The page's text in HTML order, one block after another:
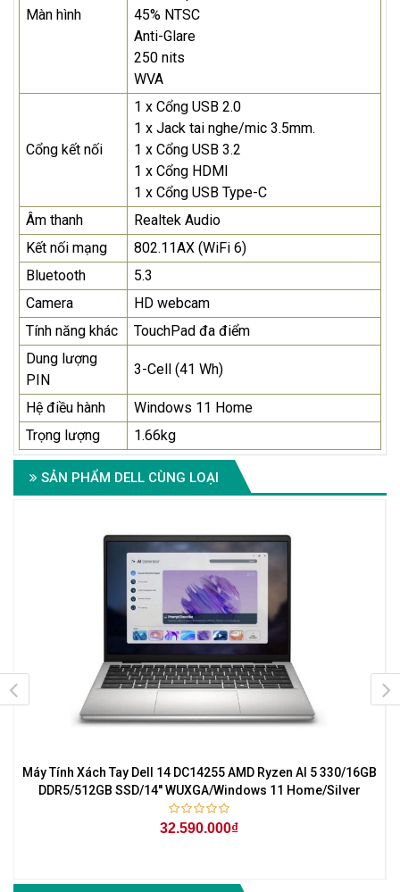
Màn hình
45% NTSC
Anti-Glare
250 nits
WVA
Cổng kết nối
1 x Cổng USB 2.0
1 x Jack tai nghe/mic 3.5mm.​
1 x Cổng USB 3.2
1 x Cổng HDMI
1 x Cổng USB Type-C
Âm thanh
Realtek Audio
Kết nối mạng
802.11AX (WiFi 6)
Bluetooth
5.3
Camera
HD webcam
Tính năng khác
TouchPad đa điểm
Dung lượng
PIN
3-Cell (41 Wh)
Hệ điều hành
Windows 11 Home
Trọng lượng
1.66kg
SẢN PHẨM DELL CÙNG LOẠI
Máy Tính Xách Tay Dell 14 DC14255 AMD Ryzen AI 5 330/16GB
DDR5/512GB SSD/14'' WUXGA/Windows 11 Home/Silver
32.590.000₫